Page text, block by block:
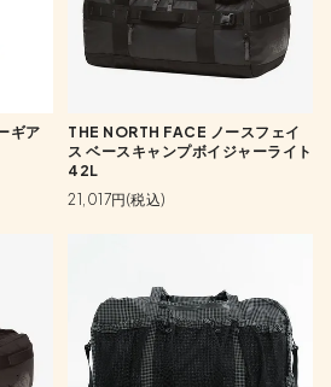
ギア
THE NORTH FACE ノースフェイ
ス ベースキャンプボイジャーライト
42L
21,017円(税込)